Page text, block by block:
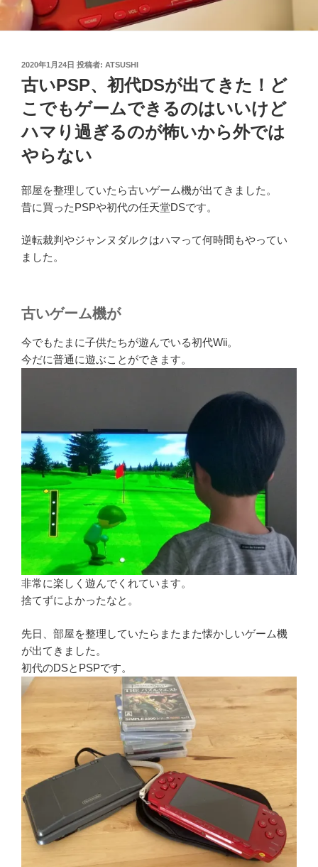
投
日:
2020年1月24日 投稿者: ATSUSHI
古いPSP、初代DSが出てきた！ど
こでもゲームできるのはいいけど
ハマり過ぎるのが怖いから外では
やらない
部屋を整理していたら古いゲーム機が出てきました。
昔に買ったPSPや初代の任天堂DSです。
逆転裁判やジャンヌダルクはハマって何時間もやってい
ました。
古いゲーム機が
今でもたまに子供たちが遊んでいる初代Wii。
今だに普通に遊ぶことができます。
非常に楽しく遊んでくれています。
捨てずによかったなと。
先日、部屋を整理していたらまたまた懐かしいゲーム機
が出てきました。
初代のDSとPSPです。